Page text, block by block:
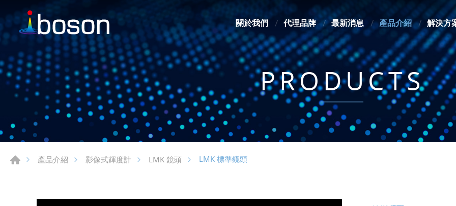
關於我們 代理品牌 最新消息 產品介紹 解決方
PRODUCTS
產品介紹 影像式輝度計 LMK 鏡頭 LMK 標準鏡頭